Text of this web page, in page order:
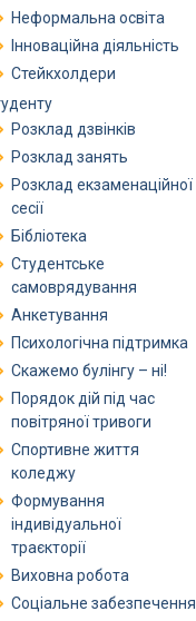
Неформальна освіта
Інноваційна діяльність
Стейкхолдери
Розклад дзвінків
Розклад занять
Розклад екзаменаційної
сесії
Бібліотека
Студентське
самоврядування
Анкетування
Психологічна підтримка
Скажемо булінгу – ні!
Порядок дій під час
повітряної тривоги
Спортивне життя
коледжу
Формування
індивідуальної
траєкторії
Виховна робота
Соціальне забезпечення